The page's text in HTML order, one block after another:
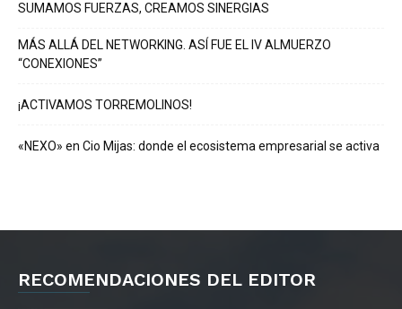
SUMAMOS FUERZAS, CREAMOS SINERGIAS
MÁS ALLÁ DEL NETWORKING. ASÍ FUE EL IV ALMUERZO
“CONEXIONES”
¡ACTIVAMOS TORREMOLINOS!
«NEXO» en Cio Mijas: donde el ecosistema empresarial se activa
RECOMENDACIONES DEL EDITOR